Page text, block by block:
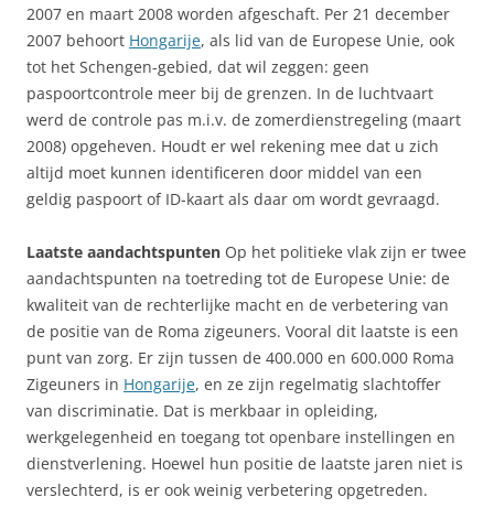
2007 en maart 2008 worden afgeschaft. Per 21 december
2007 behoort Hongarije, als lid van de Europese Unie, ook
tot het Schengen-gebied, dat wil zeggen: geen
paspoortcontrole meer bij de grenzen. In de luchtvaart
werd de controle pas m.i.v. de zomerdienstregeling (maart
2008) opgeheven. Houdt er wel rekening mee dat u zich
altijd moet kunnen identificeren door middel van een
geldig paspoort of ID-kaart als daar om wordt gevraagd.
Laatste aandachtspunten Op het politieke vlak zijn er twee
aandachtspunten na toetreding tot de Europese Unie: de
kwaliteit van de rechterlijke macht en de verbetering van
de positie van de Roma zigeuners. Vooral dit laatste is een
punt van zorg. Er zijn tussen de 400.000 en 600.000 Roma
Zigeuners in Hongarije, en ze zijn regelmatig slachtoffer
van discriminatie. Dat is merkbaar in opleiding,
werkgelegenheid en toegang tot openbare instellingen en
dienstverlening. Hoewel hun positie de laatste jaren niet is
verslechterd, is er ook weinig verbetering opgetreden.